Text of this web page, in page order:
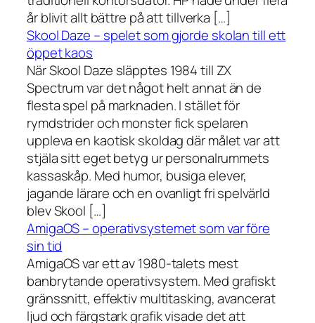
år blivit allt bättre på att tillverka […]
Skool Daze – spelet som gjorde skolan till ett
öppet kaos
När Skool Daze släpptes 1984 till ZX
Spectrum var det något helt annat än de
flesta spel på marknaden. I stället för
rymdstrider och monster fick spelaren
uppleva en kaotisk skoldag där målet var att
stjäla sitt eget betyg ur personalrummets
kassaskåp. Med humor, busiga elever,
jagande lärare och en ovanligt fri spelvärld
blev Skool […]
AmigaOS – operativsystemet som var före
sin tid
AmigaOS var ett av 1980-talets mest
banbrytande operativsystem. Med grafiskt
gränssnitt, effektiv multitasking, avancerat
ljud och färgstark grafik visade det att